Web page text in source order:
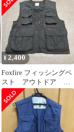
¥2,400
Foxfire フィッシングベ
スト アウトドア ダ
ークグレー M